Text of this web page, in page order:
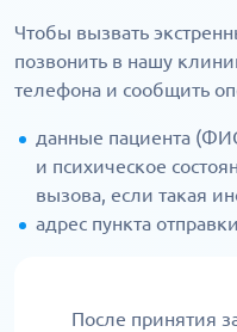
Чтобы вызвать
позвонить в нашу
телефона и сообщить
данные пациента
и психическое
вызова, если такая
адрес пункта
После принятия